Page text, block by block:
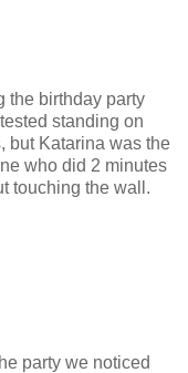
the birthday party
standing on
but Katarina was the
who did 2 minutes
touching the wall.
party we noticed